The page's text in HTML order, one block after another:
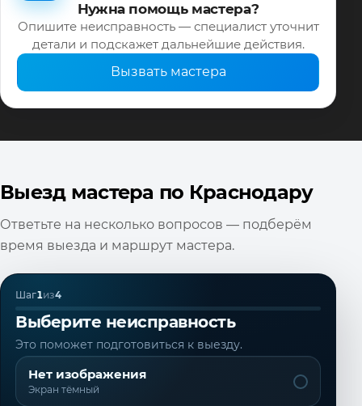
Нужна помощь мастера?
Опишите неисправность — специалист уточнит
детали и подскажет дальнейшие действия.
Вызвать мастера
Выезд мастера по Краснодару
Ответьте на несколько вопросов — подберём
время выезда и маршрут мастера.
Шаг1из4
Выберите неисправность
Это поможет подготовиться к выезду.
Нет изображения
Экран тёмный